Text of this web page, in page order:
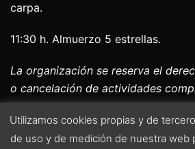
carpa.
11:30 h. Almuerzo 5 estrellas.
La organización se reserva el
o cancelación de actividades
programa.
DESCARGAR EL
Utilizamos cookies propias y de
de uso y de medición de nuestra web